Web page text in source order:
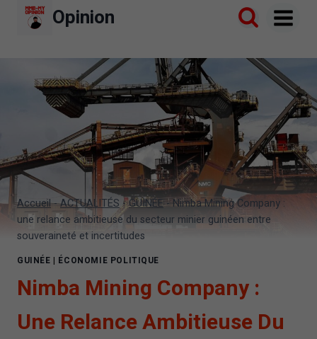
Opinion
Accueil-ACTUALITÉS -GUINÉE-Nimba Mining Company :
une relance ambitieuse du secteur minier guinéen entre
souveraineté et incertitudes
GUINÉE | ÉCONOMIE POLITIQUE
Nimba Mining Company :
Une Relance Ambitieuse Du